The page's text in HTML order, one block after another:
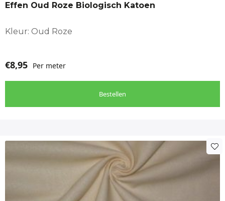
Effen Oud Roze Biologisch Katoen
Kleur: Oud Roze
€8,95 Per meter
Bestellen